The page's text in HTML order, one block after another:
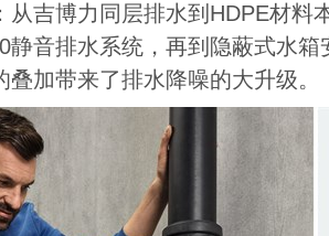
从吉博力同层排水到HDPE材料
静音排水系统，再到隐蔽式水
加带来了排水降噪的大升级。